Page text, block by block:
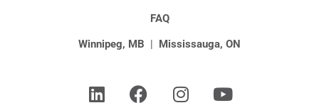
FAQ
Winnipeg, MB Mississauga, ON